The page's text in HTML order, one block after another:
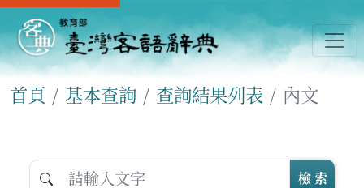
首頁 基本查詢 查詢結果列表 內文
檢 索